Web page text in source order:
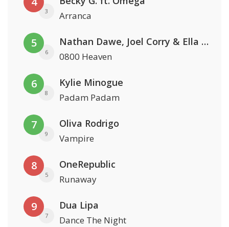
3 Arranca
5
6
Nathan Dawe, Joel Corry & Ella Henderson
0800 Heaven
6
8
Kylie Minogue
Padam Padam
7
9
Oliva Rodrigo
Vampire
8
5
OneRepublic
Runaway
9
7
Dua Lipa
Dance The Night